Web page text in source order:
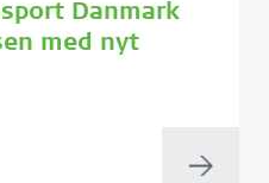
Danmark
med nyt